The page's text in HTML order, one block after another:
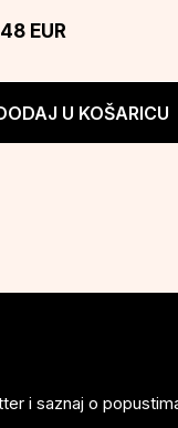
EUR
U KOŠARICU
i saznaj o